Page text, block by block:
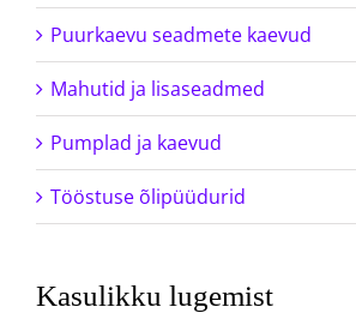
Puurkaevu seadmete kaevud
Mahutid ja lisaseadmed
Pumplad ja kaevud
Tööstuse õlipüüdurid
Kasulikku lugemist